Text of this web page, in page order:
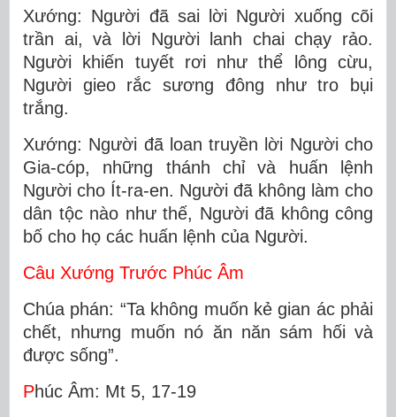
Xướng: Người đã sai lời Người xuống cõi
trần ai, và lời Người lanh chai chạy rảo.
Người khiến tuyết rơi như thể lông cừu,
Người gieo rắc sương đông như tro bụi
trắng.
Xướng: Người đã loan truyền lời Người cho
Gia-cóp, những thánh chỉ và huấn lệnh
Người cho Ít-ra-en. Người đã không làm cho
dân tộc nào như thế, Người đã không công
bố cho họ các huấn lệnh của Người.
Câu Xướng Trước Phúc Âm
Chúa phán: “Ta không muốn kẻ gian ác phải
chết, nhưng muốn nó ăn năn sám hối và
được sống”.
Phúc Âm: Mt 5, 17-19